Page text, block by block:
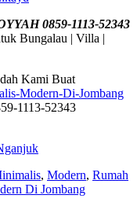
0859-1113-52343
Bungalau | Villa |
Kami Buat
1113-52343
, Modern, Rumah
Di Jombang